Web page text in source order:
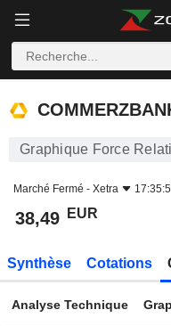
COMMERZBANK AG
Graphique Force
Marché Fermé - Xetra
38,49 EUR
Synthèse Cotations
Analyse Technique